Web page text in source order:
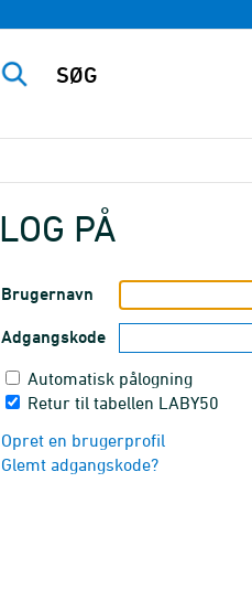
LOG PÅ
Brugernavn
Adgangskode
Automatisk pålogning
Retur til tabellen LABY50
Opret en brugerprofil
Glemt adgangskode?